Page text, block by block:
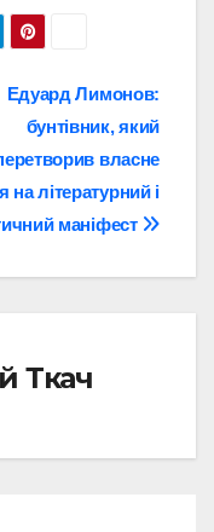
Едуард Лимонов:
бунтівник, який
власне
на літературний і
маніфест
Ткач